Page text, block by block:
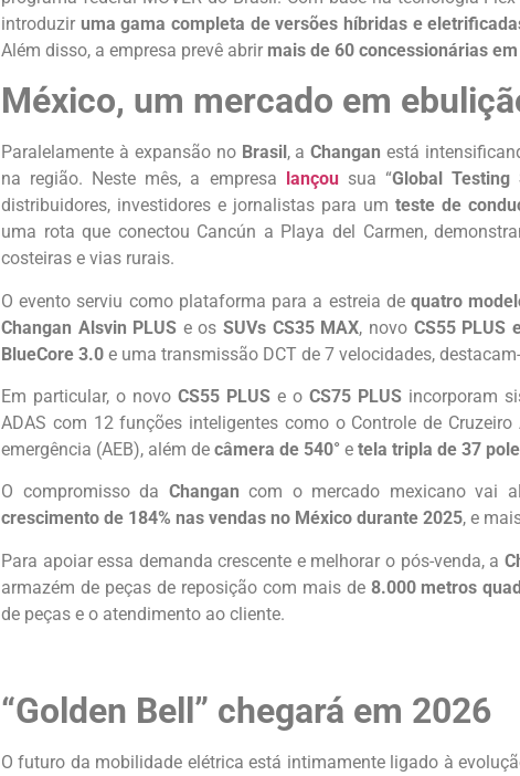
introduzir uma gama completa de versões híbridas e
Além disso, a empresa prevê abrir mais de 60 concessionárias
México, um mercado em
Paralelamente à expansão no Brasil , aChanganestá
na região. Neste mês, a empresa
lançousua “Global Testing
distribuidores, investidores e jornalistas para um teste de
uma rota que conectou Cancún a Playa del Carmen,
costeiras e vias rurais.
O evento serviu como plataforma para a estreia dequatro
Changan Alsvin PLUS e osSUVs CS35 MAX, novo CS55 PLUS
BlueCore 3.0 e uma transmissão DCT de 7 velocidades,
Em particular, o novo CS55 PLUS e o CS75 PLUS incorporam
ADAS com 12 funções inteligentes como o Controle de
emergência (AEB), além de câmera de 540° e tela tripla de 37
O compromisso da Changan com o mercado mexicano vai
crescimento de 184% nas vendas no México durante 2025, e
Para apoiar essa demanda crescente e melhorar o pós-venda, a
armazém de peças de reposição com mais de 8.000 metros
de peças e o atendimento ao cliente.
“Golden Bell” chegará em 2026
O futuro da mobilidade elétrica está intimamente ligado à